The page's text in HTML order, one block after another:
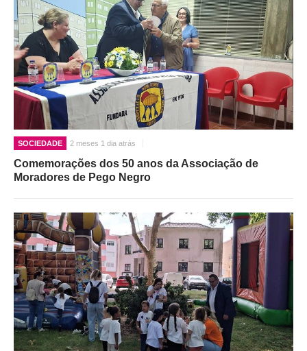
SOCIEDADE 2 meses 1 dia atrás
Comemorações dos 50 anos da Associação de
Moradores de Pego Negro